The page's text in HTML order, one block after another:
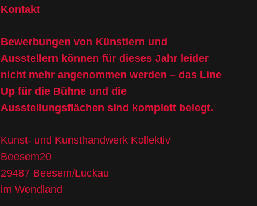
Kontakt
Bewerbungen von Künstlern und
Ausstellern können für dieses Jahr leider
nicht mehr angenommen werden – das Line
Up für die Bühne und die
Ausstellungsflächen sind komplett belegt.
Kunst- und Kunsthandwerk Kollektiv
Beesem20
29487 Beesem/Luckau
im Wendland